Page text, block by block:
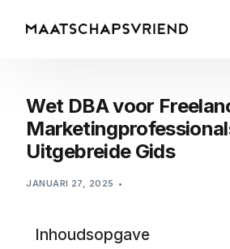
Wet DBA voor
Uitgebreide Gids
JANUARI 27, 2025
Inhoudsopgave